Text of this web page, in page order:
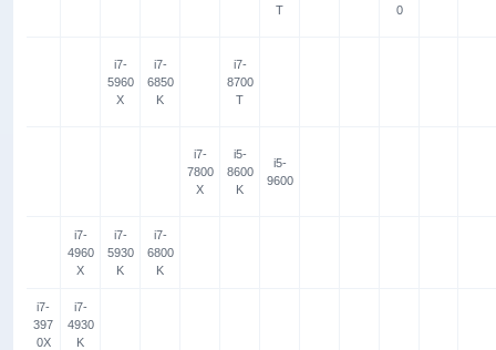
T
0
i7-
5960
X
i7-
6850
K
i7-
8700
T
i7-
7800
X
i5-
8600
K
i5-
9600
i7-
4960
X
i7-
5930
K
i7-
6800
K
i7-
397
0X
i7-
4930
K